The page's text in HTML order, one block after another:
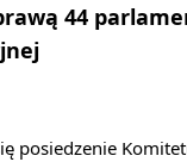
44
posiedzenie